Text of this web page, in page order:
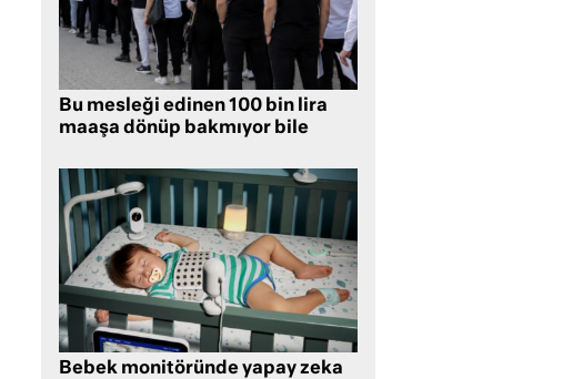
Bu mesleği edinen 100 bin lira
maaşa dönüp bakmıyor bile
Bebek monitöründe yapay zeka